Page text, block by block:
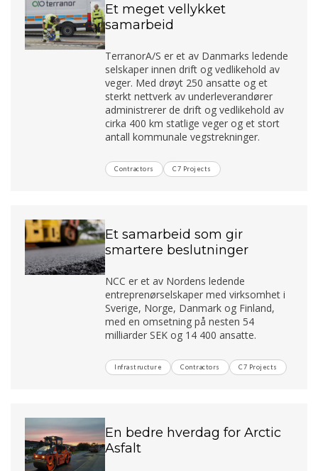
Et meget vellykket
samarbeid
TerranorA/S er et av Danmarks ledende
selskaper innen drift og vedlikehold av
veger. Med drøyt 250 ansatte og et
sterkt nettverk av underleverandører
administrerer de drift og vedlikehold av
cirka 400 km statlige veger og et stort
antall kommunale vegstrekninger.
Contractors C7 Projects
Et samarbeid som gir
smartere beslutninger
NCC er et av Nordens ledende
entreprenørselskaper med virksomhet i
Sverige, Norge, Danmark og Finland,
med en omsetning på nesten 54
milliarder SEK og 14 400 ansatte.
Infrastructure Contractors C7 Projects
En bedre hverdag for Arctic
Asfalt